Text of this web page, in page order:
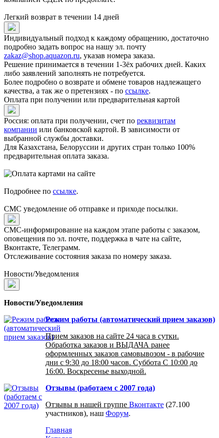
Легкий возврат в течении 14 дней
Индивидуальный подход к каждому обращению, достаточно
подробно задать вопрос на нашу эл. почту
zakaz@shop.aquazon.ru, указав номера заказа.
Решение принимается в течении 1-3ёх рабочих дней. Каких
либо заявлений заполнять не потребуется.
Более подробно о возврате и обмене товаров надлежащего
качества, а так же о претензиях - по ссылке.
Оплата при получении или предварительная картой
Россия: оплата при получении, счет по реквизитам
компании или банковской картой. В зависимости от
выбранной службы доставки.
Для Казахстана, Белоруссии и других стран только 100%
предварительная оплата заказа.
Подробнее по ссылке.
СМС уведомление об отправке и приходе посылки.
СМС-информирование на каждом этапе работы с заказом,
оповещения по эл. почте, поддержка в чате на сайте,
Вконтакте, Телеграмм.
Отслеживание состояния заказа по номеру заказа.
Новости/Уведомления
Новости/Уведомления
Режим работы (автоматический прием заказов)
Прием заказов на сайте 24 часа в сутки.
Обработка заказов и ВЫДАЧА ранее
оформленных заказов самовывозом - в рабочие
дни с 9:30 до 18:00 часов. Суббота С 10:00 до
16:00. Воскресенье выходной.
Отзывы (работаем с 2007 года)
Отзывы в нашей группе Вконтакте (27.100
участников), наш Форум.
Главная